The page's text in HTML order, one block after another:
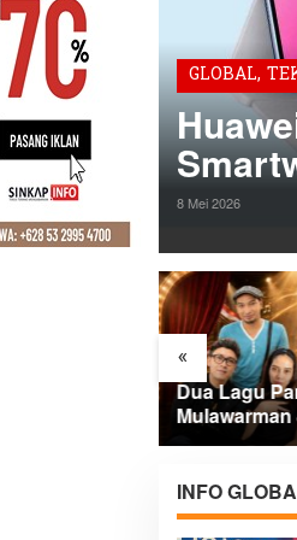
GLOBAL,
Canggih
8 Mei 2026
«
Dua Lagu
di Kompetisi
INFO